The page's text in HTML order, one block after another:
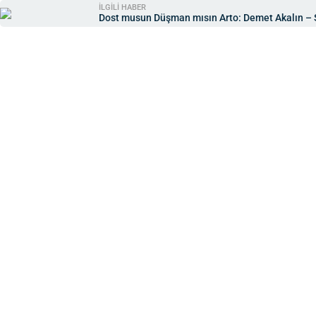
İLGİLİ HABER
Dost musun Düşman mısın Arto: Demet Akalın